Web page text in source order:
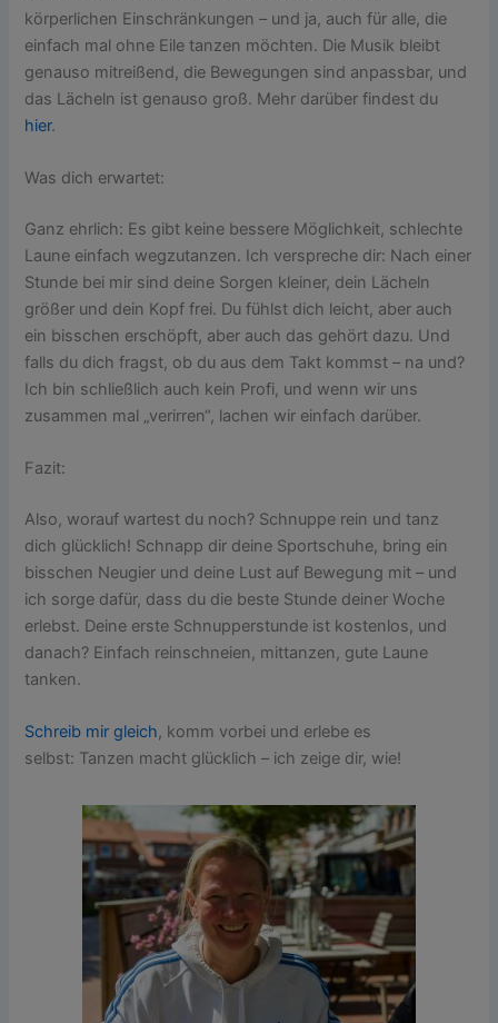
körperlichen Einschränkungen – und ja, auch für alle, die
einfach mal ohne Eile tanzen möchten. Die Musik bleibt
genauso mitreißend, die Bewegungen sind anpassbar, und
das Lächeln ist genauso groß. Mehr darüber findest du
hier.
Was dich erwartet:
Ganz ehrlich: Es gibt keine bessere Möglichkeit, schlechte
Laune einfach wegzutanzen. Ich verspreche dir: Nach einer
Stunde bei mir sind deine Sorgen kleiner, dein Lächeln
größer und dein Kopf frei. Du fühlst dich leicht, aber auch
ein bisschen erschöpft, aber auch das gehört dazu. Und
falls du dich fragst, ob du aus dem Takt kommst – na und?
Ich bin schließlich auch kein Profi, und wenn wir uns
zusammen mal „verirren“, lachen wir einfach darüber.
Fazit:
Also, worauf wartest du noch? Schnuppe rein und tanz
dich glücklich! Schnapp dir deine Sportschuhe, bring ein
bisschen Neugier und deine Lust auf Bewegung mit – und
ich sorge dafür, dass du die beste Stunde deiner Woche
erlebst. Deine erste Schnupperstunde ist kostenlos, und
danach? Einfach reinschneien, mittanzen, gute Laune
tanken.
Schreib mir gleich, komm vorbei und erlebe es
selbst: Tanzen macht glücklich – ich zeige dir, wie!